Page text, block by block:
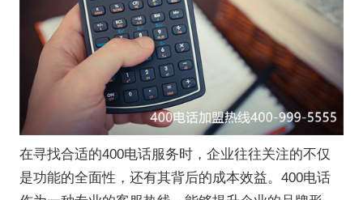
在寻找合适的400电话服务时，企业往往关注的不仅
是功能的全面性，还有其背后的成本效益。400电话